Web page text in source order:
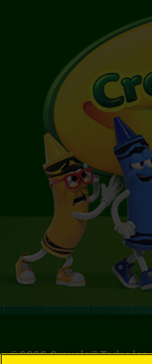
©2026Crayola® Todos los